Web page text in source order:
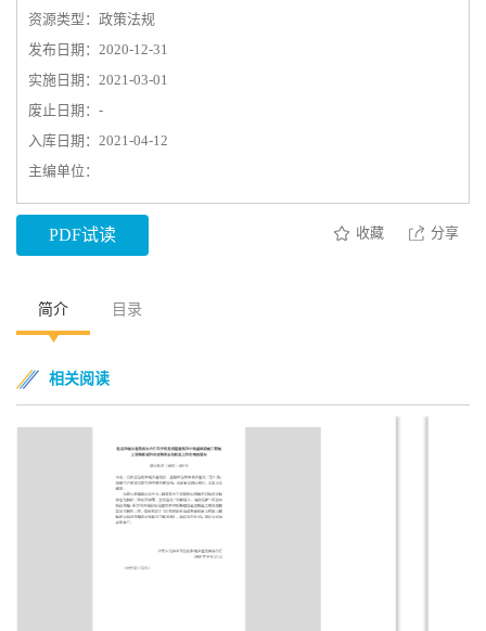
资源类型：政策法规
发布日期：2020-12-31
实施日期：2021-03-01
废止日期：-
入库日期：2021-04-12
主编单位：
PDF试读 收藏 分享
简介 目录
相关阅读